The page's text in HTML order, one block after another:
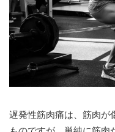
遅発性筋肉痛は、筋肉が